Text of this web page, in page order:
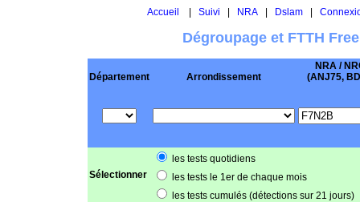
Accueil Suivi NRA| Dslam|
Dégroupage et FTTH
Département Arrondissement
NRA /
(ANJ75,
Sélectionner
les tests quotidiens
les tests le 1er de chaque mois
les tests cumulés (détections sur 21 jours)